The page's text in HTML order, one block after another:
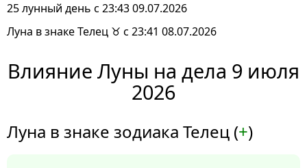
25 лунный день с 23:43 09.07.2026
Луна в знаке Телец ♉ с 23:41 08.07.2026
Влияние Луны на дела 9 июля
2026
Луна в знаке зодиака Телец (+)